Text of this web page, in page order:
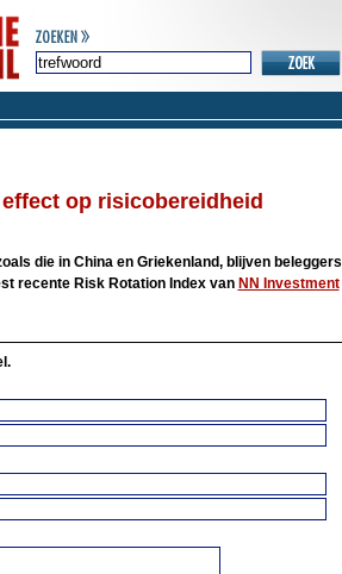
op risicobereidheid
die in China en Griekenland, blijven beleggers
recente Risk Rotation Index van NN Investment